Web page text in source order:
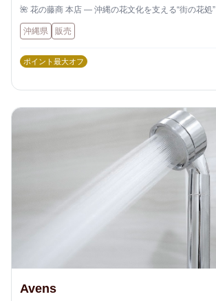
🌺 花の藤商 本店 ― 沖縄の花文化を支える“街の花処”
沖縄県 販売
ポイント最大オフ
Avens